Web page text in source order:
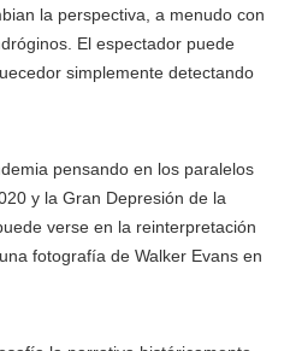
la perspectiva, a menudo con
El espectador puede
simplemente detectando
pensando en los paralelos
y la Gran Depresión de la
verse en la reinterpretación
una fotografía de Walker Evans en